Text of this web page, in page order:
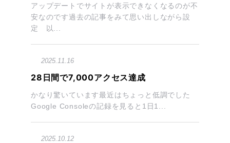
アップデートでサイトが表示できなくなるのが不
安なのです過去の記事をみて思い出しながら設
定 以...
2025.11.16
28日間で7,000アクセス達成
かなり驚いています最近はちょっと低調でした
Google Consoleの記録を見ると1日1...
2025.10.12